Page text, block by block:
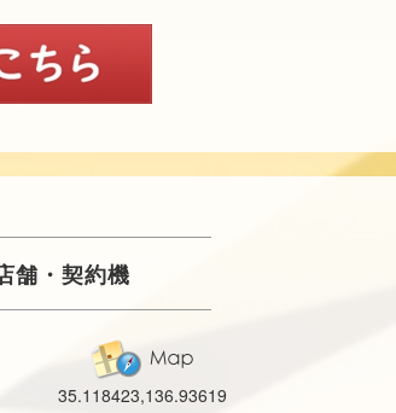
舗・契約機
35.118423,136.93619